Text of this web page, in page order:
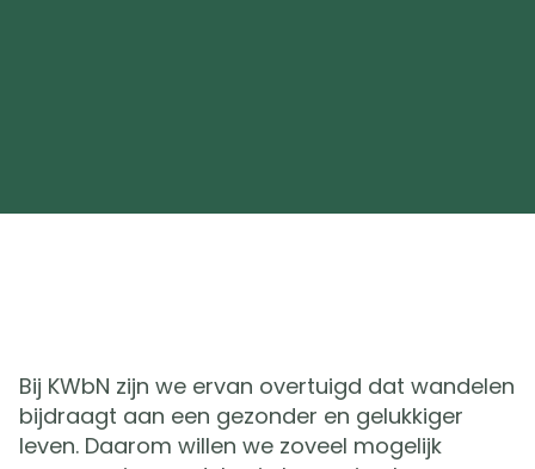
Bij KWbN zijn we ervan overtuigd dat wandelen
bijdraagt aan een gezonder en gelukkiger
leven. Daarom willen we zoveel mogelijk